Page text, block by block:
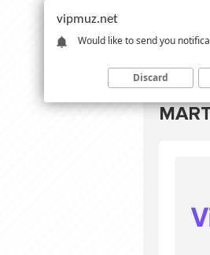
vipmuz.net
Would like to send you
Discard